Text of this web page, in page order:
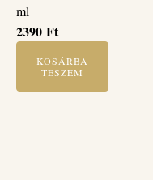
ml
2390 Ft
KOSÁRBA
TESZEM